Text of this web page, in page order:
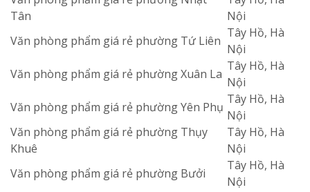
Tân
Nội
Văn phòng phẩm giá rẻ phường Tứ Liên
Tây Hồ, Hà
Nội
Văn phòng phẩm giá rẻ phường Xuân La
Tây Hồ, Hà
Nội
Văn phòng phẩm giá rẻ phường Yên Phụ
Tây Hồ, Hà
Nội
Văn phòng phẩm giá rẻ phường Thụy
Khuê
Tây Hồ, Hà
Nội
Văn phòng phẩm giá rẻ phường Bưởi
Tây Hồ, Hà
Nội